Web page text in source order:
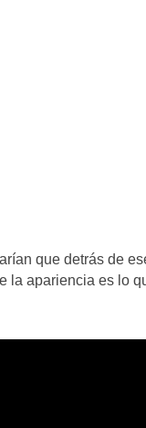
que detrás de
la apariencia es lo